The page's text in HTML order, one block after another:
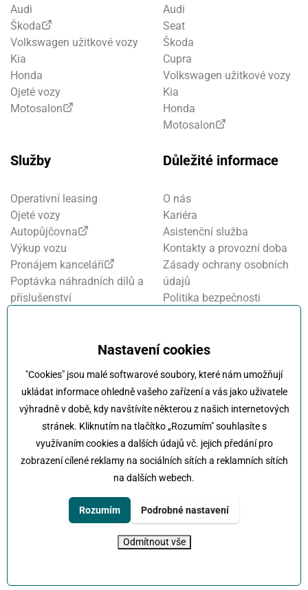
Nastavení cookies
"Cookies" jsou malé softwarové soubory, které nám umožňují
ukládat informace ohledně vašeho zařízení a vás jako uživatele
výhradně v době, kdy navštívíte některou z našich internetových
stránek. Kliknutím na tlačítko „Rozumím" souhlasíte s
využívaním cookies a dalších údajů vč. jejich předání pro
zobrazení cílené reklamy na sociálních sítích a reklamních sítích
na dalších webech.
Rozumím Podrobné nastavení
Odmítnout vše
Audi
Škoda
Volkswagen užitkové vozy
Kia
Honda
Ojeté vozy
Motosalon
Audi
Seat
Škoda
Cupra
Volkswagen užitkové vozy
Kia
Honda
Motosalon
Služby
Operativní leasing
Ojeté vozy
Autopůjčovna
Výkup vozu
Pronájem kanceláří
Poptávka náhradních dílů a
příslušenství
Důležité informace
O nás
Kariéra
Asistenční služba
Kontakty a provozní doba
Zásady ochrany osobních
údajů
Politika bezpečnosti
Oznamovací systém
Kola Klokočka - ukončení
provozu
Klokočka - Na každé cestě s vámi
Karlovarská 814/115 , 161 00 Praha 6 - Řepy
+420 222 197 111 info@klokocka.cz
© 2026 KlokočkaTvorba webuUVM interactive